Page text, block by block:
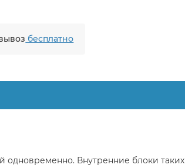
бесплатно
одновременно. Внутренние блоки таких